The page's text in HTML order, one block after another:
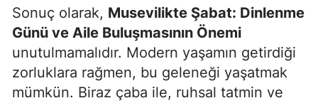
Sonuç olarak, Musevilikte Şabat: Dinlenme
Günü ve Aile Buluşmasının Önemi
unutulmamalıdır. Modern yaşamın getirdiği
zorluklara rağmen, bu geleneği yaşatmak
mümkün. Biraz çaba ile, ruhsal tatmin ve